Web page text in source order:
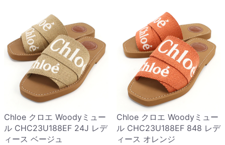
Chloe クロエ Woodyミュー
ル CHC23U188EF 24J レデ
ィース ベージュ
Chloe クロエ Woodyミュー
ル CHC23U188EF 848 レデ
ィース オレンジ